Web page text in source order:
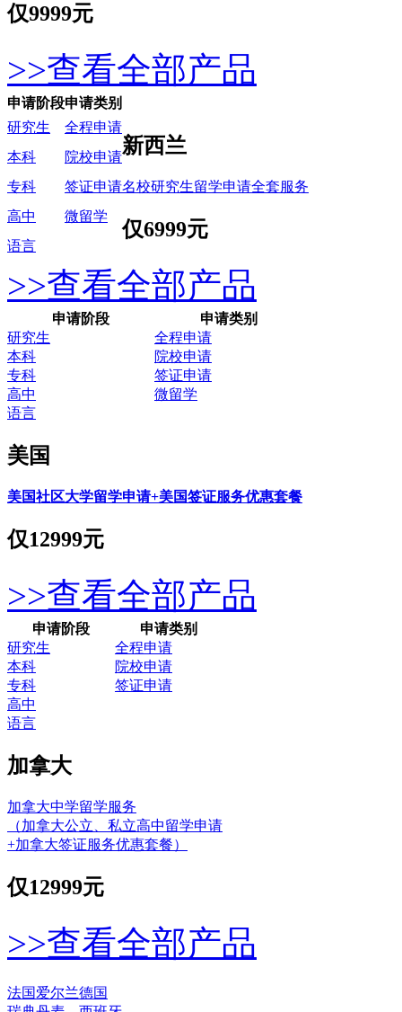
仅9999元
>>查看全部产品
申请阶段申请类别
研究生
全程申请
新西兰
名校研究生留学申请全套服务
仅6999元
本科
院校申请
专科
签证申请
高中
微留学
语言
>>查看全部产品
申请阶段
申请类别
研究生
全程申请
本科
院校申请
专科
签证申请
高中
微留学
语言
美国
美国社区大学留学申请+美国签证服务优惠套餐
仅12999元
>>查看全部产品
申请阶段
申请类别
研究生
全程申请
本科
院校申请
专科
签证申请
高中
语言
加拿大
加拿大中学留学服务
（加拿大公立、私立高中留学申请
+加拿大签证服务优惠套餐）
仅12999元
>>查看全部产品
法国爱尔兰德国